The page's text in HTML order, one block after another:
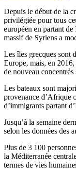
Depuis le début de la
privilégiée pour tous
européen en partant
massif de Syriens a
Les îles grecques sont
Europe, mais, en
de nouveau
Les bateaux sont
provenance d’Afrique
d’immigrants partant
Jusqu’à la semaine
selon les données des
Plus de 3 100
la Méditerranée
termes de vies